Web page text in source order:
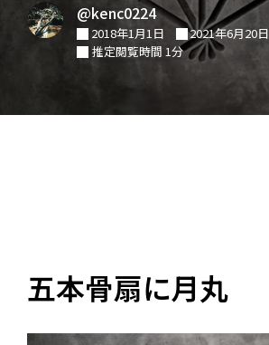
@kenc0224
2018年1月1日
2021年6月20日
推定閲覧時間 1分
五本骨扇に月丸